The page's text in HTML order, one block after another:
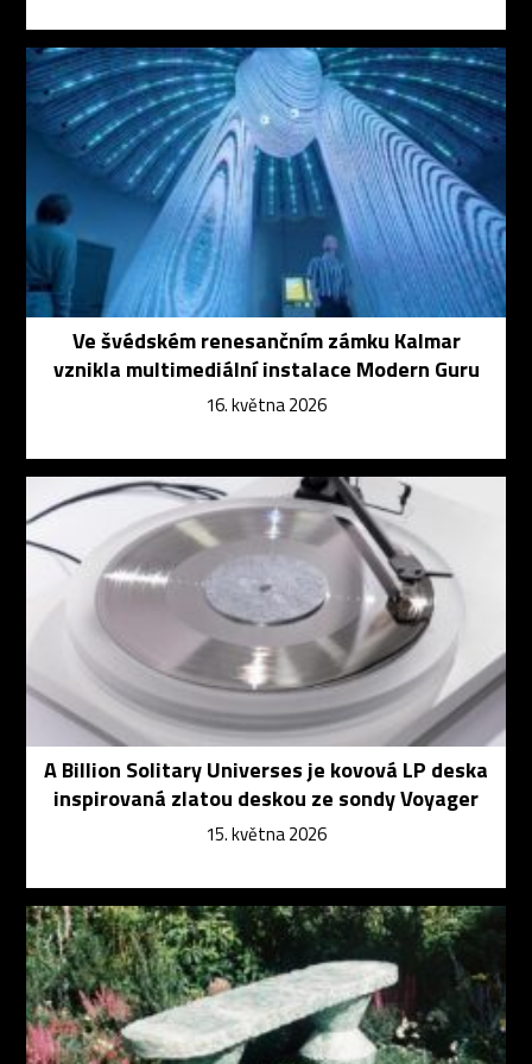
Ve švédském renesančním zámku Kalmar
vznikla multimediální instalace Modern Guru
16. května 2026
A Billion Solitary Universes je kovová LP deska
inspirovaná zlatou deskou ze sondy Voyager
15. května 2026